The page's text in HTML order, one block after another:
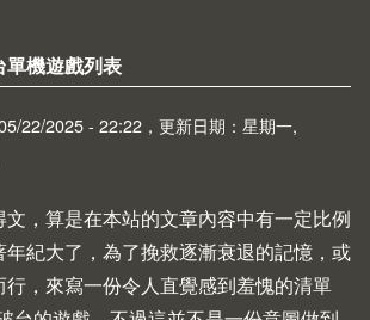
單機遊戲列表
22/2025 - 22:22，更新日期：星期一,
，算是在本站的文章內容中有一定比例
紀大了，為了挽救逐漸衰退的記憶，或
，來寫一份令人直覺感到羞愧的清單